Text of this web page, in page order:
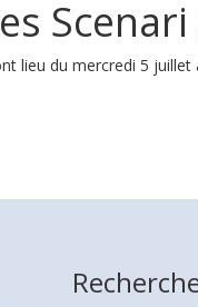
lieu du mercredi 5 juillet